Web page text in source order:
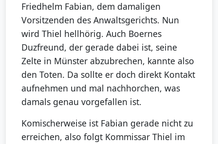
Friedhelm Fabian, dem damaligen
Vorsitzenden des Anwaltsgerichts. Nun
wird Thiel hellhörig. Auch Boernes
Duzfreund, der gerade dabei ist, seine
Zelte in Münster abzubrechen, kannte also
den Toten. Da sollte er doch direkt Kontakt
aufnehmen und mal nachhorchen, was
damals genau vorgefallen ist.
Komischerweise ist Fabian gerade nicht zu
erreichen, also folgt Kommissar Thiel im